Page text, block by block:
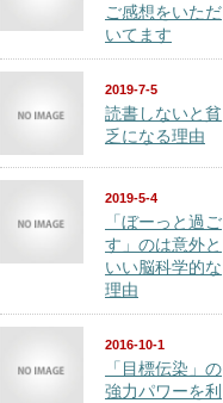
ご感想をいただ
いてます
2019-7-5
読書しないと貧
乏になる理由
2019-5-4
「ぼーっと過ご
す」のは意外と
いい脳科学的な
理由
2016-10-1
「目標伝染」の
強力パワーを利